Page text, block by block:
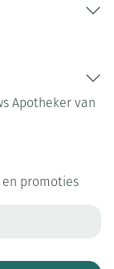
Apotheker van
promoties